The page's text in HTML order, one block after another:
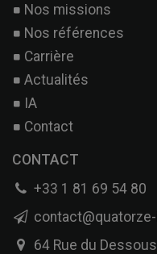
Nos missions
Nos références
Carrière
Actualités
IA
Contact
CONTACT
+33 1 81 69 54 80
64 Rue du